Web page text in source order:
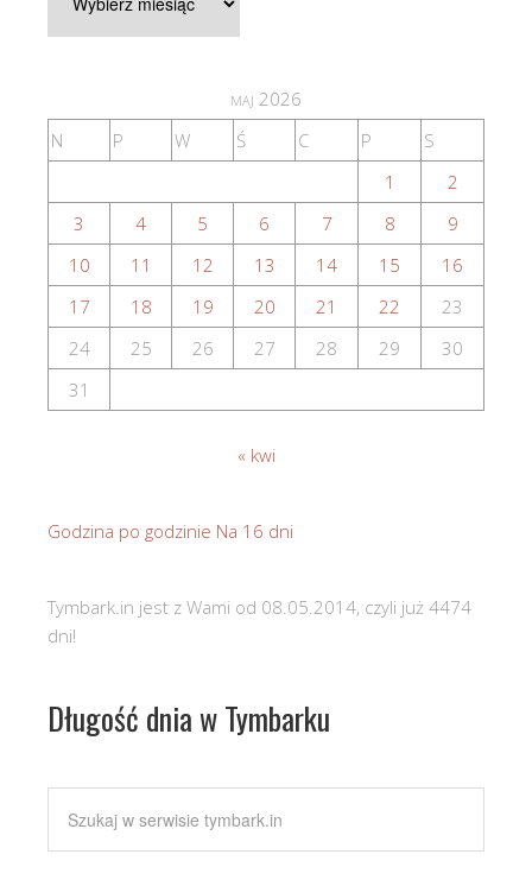
archiwalne
maj 2026
N
P W Ś C P
S
1
2
3
4 5 6 7 8
9
10
11 12 13 14 15
16
17
18 19 20 21 22
23
24
25 26 27 28 29
30
31
« kwi
Godzina po godzinie Na 16 dni
Tymbark.in jest z Wami od 08.05.2014, czyli już 4474
dni!
Długość dnia w Tymbarku